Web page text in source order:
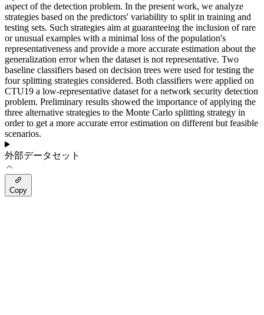
aspect of the detection problem. In the present work, we analyze
strategies based on the predictors' variability to split in training and
testing sets. Such strategies aim at guaranteeing the inclusion of rare
or unusual examples with a minimal loss of the population's
representativeness and provide a more accurate estimation about the
generalization error when the dataset is not representative. Two
baseline classifiers based on decision trees were used for testing the
four splitting strategies considered. Both classifiers were applied on
CTU19 a low-representative dataset for a network security detection
problem. Preliminary results showed the importance of applying the
three alternative strategies to the Monte Carlo splitting strategy in
order to get a more accurate error estimation on different but feasible
scenarios.
外部データセット
Copy